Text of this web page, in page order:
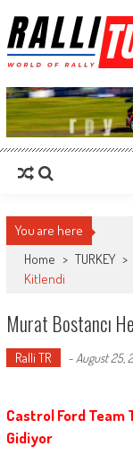
RalliTurk
You are here
Home > TURKEY >
Kitlendi
Murat Bostancı
Ralli TR - August 25,
Castrol Ford Team
Gidiyor